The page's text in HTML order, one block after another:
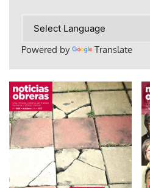
Powered by Translate